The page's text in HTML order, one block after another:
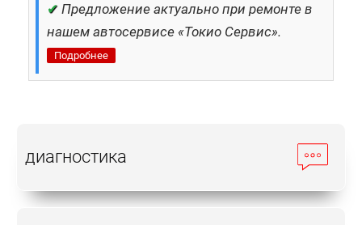
✔ Предложение актуально при ремонте в
нашем автосервисе «Токио Сервис».
Подробнее
диагностика